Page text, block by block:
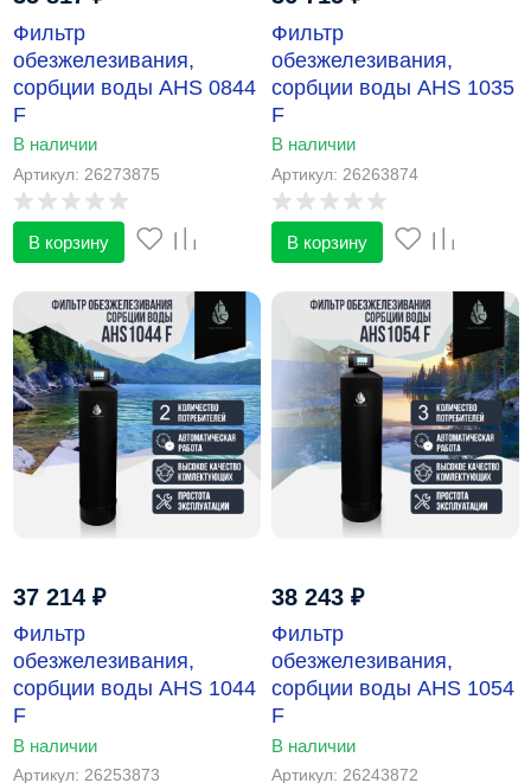
Фильтр
обезжелезивания,
сорбции воды AHS 0844
F
В наличии
Артикул: 26273875
В корзину
Фильтр
обезжелезивания,
сорбции воды AHS 1035
F
В наличии
Артикул: 26263874
В корзину
37 214 ₽
Фильтр
обезжелезивания,
сорбции воды AHS 1044
F
В наличии
Артикул: 26253873
38 243 ₽
Фильтр
обезжелезивания,
сорбции воды AHS 1054
F
В наличии
Артикул: 26243872